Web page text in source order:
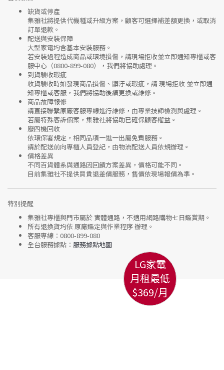
缺貨或停產
集雅社將提供代機種或升級方案 ，顧客可選擇補差額更換，或取消
訂單退款。
配送與安裝保障
大型家電均含基本安裝服務。
若安裝過程造成商品或環境損傷，請現場拒收並立即通知專櫃或客
服中心 （0800-899-080），我們將協助處理。
到貨驗收瑕疵
收貨驗收時如發現商品損傷、髒汙或瑕疵 ，請 現場拒收 並立即通
知專櫃或客服，我們將協助後續更換或維修。
商品故障報修
請直接聯繫原廠客服專線進行維修，由專業技師檢測與處理。
若屬特殊客訴個案，集雅社將協助已確保顧客權益。
廢四機回收
依環保署規定，相同品項一進一出屬免費服務。
請於配送前向專櫃人員登記，由物流配送人員依規辦理。
價格差異
不同百貨體系與通路因回饋方案差異，價格可能不同。
目前集雅社不提供買貴退差價服務 ，售價依現場報價為準。
特別提醒
集雅社專櫃與門市屬於 實體通路，不適用網路購物七日鑑賞期 。
所有退換貨均依 原廠鑑定與作業程序辦理。
客服專線： 0800-899-080
全台服務據點： 服務據點地圖
LG家電
月租最低
$369/月